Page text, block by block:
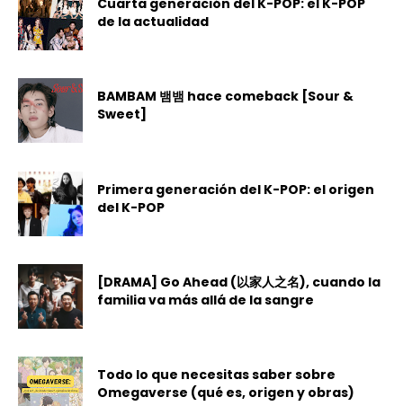
de la actualidad
BAMBAM 뱀뱀 hace comeback [Sour &
Sweet]
Primera generación del K-POP: el origen
del K-POP
[DRAMA] Go Ahead (以家人之名), cuando la
familia va más allá de la sangre
Todo lo que necesitas saber sobre
Omegaverse (qué es, origen y obras)